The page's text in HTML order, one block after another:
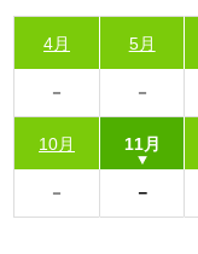
4月 5月
10月 11月